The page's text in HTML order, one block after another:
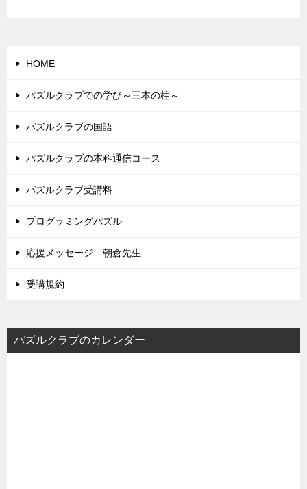
HOME
パズルクラブでの学び～三本の柱～
パズルクラブの国語
パズルクラブの本科通信コース
パズルクラブ受講料
プログラミングパズル
応援メッセージ 朝倉先生
受講規約
パズルクラブのカレンダー